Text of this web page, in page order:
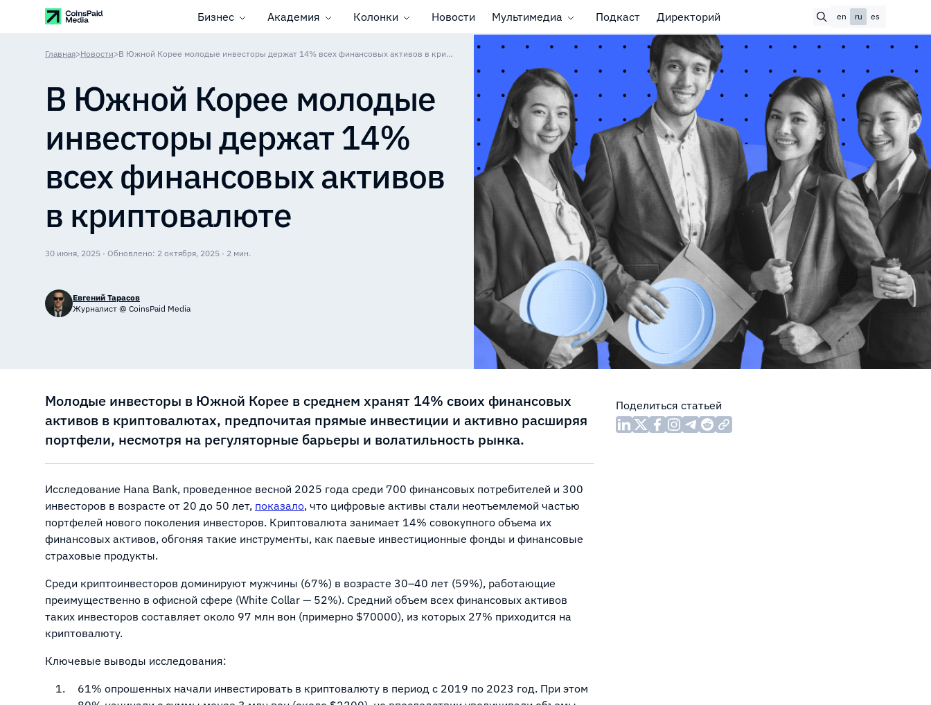
Бизнес Академия Колонки Новости Мультимедиа Подкаст Директорий en ru es
Главная>Новости> В Южной Корее молодые инвесторы держат 14% всех финансовых активов в криптовалюте
В Южной Корее молодые
инвесторы держат 14%
всех финансовых активов
в криптовалюте
30 июня, 2025 · Обновлено: 2 октября, 2025 · 2 мин.
Евгений Тарасов
Журналист @ CoinsPaid Media
Молодые инвесторы в Южной Корее в среднем хранят 14% своих финансовых
активов в криптовалютах, предпочитая прямые инвестиции и активно расширяя
портфели, несмотря на регуляторные барьеры и волатильность рынка.
Исследование Hana Bank, проведенное весной 2025 года среди 700 финансовых потребителей и 300
инвесторов в возрасте от 20 до 50 лет, показало, что цифровые активы стали неотъемлемой частью
портфелей нового поколения инвесторов. Криптовалюта занимает 14% совокупного объема их
финансовых активов, обгоняя такие инструменты, как паевые инвестиционные фонды и финансовые
страховые продукты.
Среди криптоинвесторов доминируют мужчины (67%) в возрасте 30–40 лет (59%), работающие
преимущественно в офисной сфере (White Collar — 52%). Средний объем всех финансовых активов
таких инвесторов составляет около 97 млн вон (примерно $70000), из которых 27% приходится на
криптовалюту.
Ключевые выводы исследования:
61% опрошенных начали инвестировать в криптовалюту в период с 2019 по 2023 год. При этом
Поделиться статьей